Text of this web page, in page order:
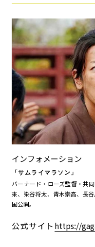
インフォメーション
「サムライマラソン」
バーナード・ローズ監督・共
來、染谷将太、青木崇高、長
国公開。
公式サイト https://